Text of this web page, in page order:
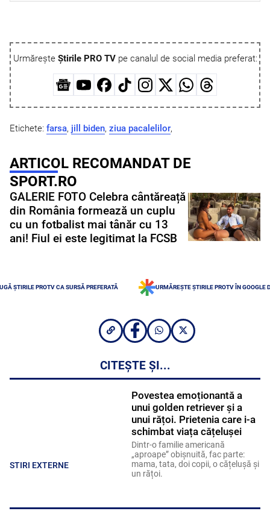
Urmărește Știrile PRO TVpe canalul de social media preferat:
Etichete: farsa, jill biden, ziua pacalelilor,
ARTICOL RECOMANDAT DE
SPORT.RO
GALERIE FOTO Celebra cântăreață
din România formează un cuplu
cu un fotbalist mai tânăr cu 13
ani! Fiul ei este legitimat la FCSB
ȘTIRILE PROTV CA SURSĂ PREFERATĂ URMĂREȘTE ȘTIRILE PROTV ÎN GOOGLE
CITEȘTE ȘI...
STIRI EXTERNE
Povestea emoționantă a
unui golden retriever și a
unui rățoi. Prietenia care i-a
schimbat viața cățelușei
Dintr-o familie americană
„aproape” obișnuită, fac parte:
mama, tata, doi copii, o cățelușă și
un rățoi.